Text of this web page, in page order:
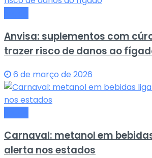
Anvisa: suplementos com
trazer risco de danos ao
6 de março de 2026
Carnaval: metanol em
alerta nos estados